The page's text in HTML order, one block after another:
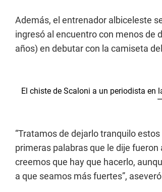
Además, el entrenador albiceleste
ingresó al encuentro con menos de
años) en debutar con la camiseta
El chiste de Scaloni a un periodista en
“Tratamos de dejarlo tranquilo
primeras palabras que le dije
creemos que hay que hacerlo,
a que seamos más fuertes”,